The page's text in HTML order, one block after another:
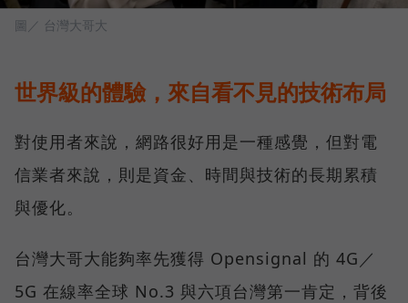
圖／ 台灣大哥大
世界級的體驗，來自看不見的技術布局
對使用者來說，網路很好用是一種感覺，但對電
信業者來說，則是資金、時間與技術的長期累積
與優化。
台灣大哥大能夠率先獲得 Opensignal 的 4G／
5G 在線率全球 No.3 與六項台灣第一肯定，背後